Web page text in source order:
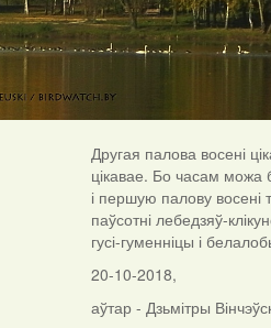
Другая палова восені
цікавае. Бо часам можа
і першую палову восені
паўсотні лебедзяў-
гусі-гуменніцы і
20-10-2018,
аўтар - Дзьмітры